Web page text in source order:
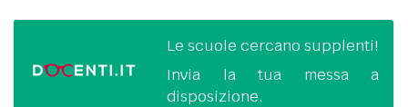
Le scuole cercano supplenti!
Invia la tua messa a
disposizione.